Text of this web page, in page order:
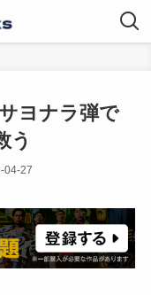
ヨナラ弾で
う
04-27